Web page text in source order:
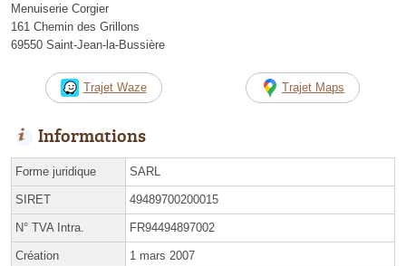
Menuiserie Corgier
161 Chemin des Grillons
69550 Saint-Jean-la-Bussière
Trajet Waze Trajet Maps
Informations
Forme juridique SARL
SIRET 49489700200015
N° TVA Intra. FR94494897002
Création 1 mars 2007